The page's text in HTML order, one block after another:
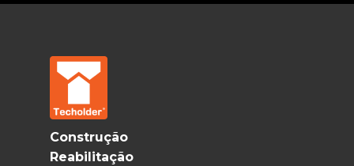
Construção
Reabilitação